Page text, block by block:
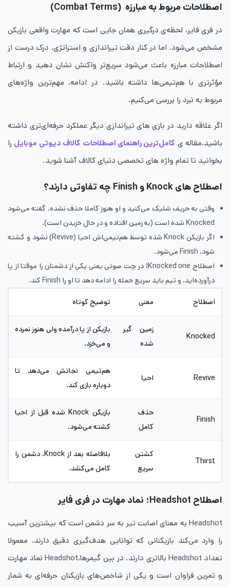
اصطلاحات مربوط به مبارزه (Combat Terms)
در فری فایر، لحظه‌ی درگیری همان جایی است که مهارت واقعی بازیکن
مشخص می‌شود. اما در کنار دقت تیراندازی و استراتژی، درک درست از
اصطلاحات مبارزه باعث می‌شود سریع‌تر واکنش نشان دهید و ارتباط
مؤثرتری با هم‌تیمی‌ها داشته باشید. در ادامه، مهم‌ترین واژه‌های
مربوط به نبرد را بررسی می‌کنیم.
اگر علاقه‌ دارید در بازی های تیراندازی دیگر عملکرد حرفه‌ای‌تری داشته
باشید،مقاله ی کامل‌ترین راهنمای اصطلاحات کالاف دیوتی موبایل را
بخوانید تا تمام واژه های تخصصی دنیای کالاف آشنا شوید.
اصطلاح های Knock و Finish چه تفاوتی دارند؟
وقتی به حریف شلیک می‌کنید و او هنوز کاملا حذف نشده، گفته می‌شود
Knocked شده است (به زمین افتاده و در حال خزیدن است).
اگر بازیکن Knock شده توسط هم‌تیمی‌اش احیا (Revive) نشود و کشته
شود، Finish می‌شود.
اصطلاح Knocked one! در چت صوتی یعنی یکی از دشمنان را موقتا از پا
درآورده‌اید، و تیم باید سریع حمله را ادامه دهد تا او را Finish کند.
اصطلاح معنی توضیح کوتاه
Knocked
زمین گیر
شده
بازیکن از پا درآمده ولی هنوز نمرده
و می‌خزد.
Revive احیا
هم‌تیمی نجاتش می‌دهد تا
دوباره بازی کند.
Finish
حذف
کامل
بازیکن Knock شده قبل از احیا
کشته می‌شود.
Thirst
کشتن
سریع
بلافاصله بعد از Knock، دشمن را
کامل می‌کشد.
اصطلاح Headshot؛ نماد مهارت در فری فایر
Headshot به معنای اصابت تیر به سر دشمن است که بیشترین آسیب
را وارد می‌کند بازیکنانی که توانایی هدف‌گیری دقیق دارند، معمولا
تعداد Headshot بالاتری دارند. در بین گیمرها،Headshot نماد مهارت
و تمرین فراوان است و یکی از شاخص‌های بازیکنان حرفه‌ای به شمار